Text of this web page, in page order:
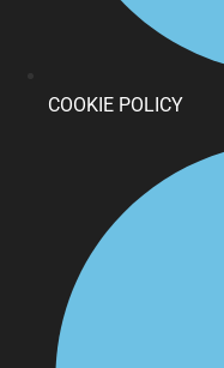
COOKIE POLICY